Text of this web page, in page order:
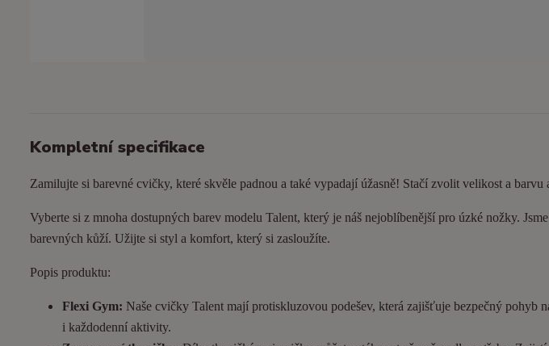
Kompletní specifikace
Zamilujte si barevné cvičky, které skvěle padnou a také vypadají úžasně! Stačí zvolit velikost a
Vyberte si z mnoha dostupných barev modelu Talent, který je náš nejoblíbenější pro úzké nožky.
barevných kůží. Užijte si styl a komfort, který si zasloužíte.
Popis produktu:
Flexi Gym: Naše cvičky Talent mají protiskluzovou podešev, která zajišťuje bezpečný pohyb
i každodenní aktivity.